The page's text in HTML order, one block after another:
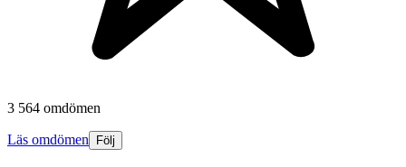
3 564 omdömen
Läs omdömen Följ